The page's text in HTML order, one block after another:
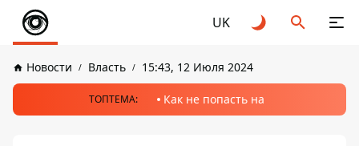
UK
Новости Власть 15:43, 12 Июля 2024
ТОПТЕМА: Как не попасть на